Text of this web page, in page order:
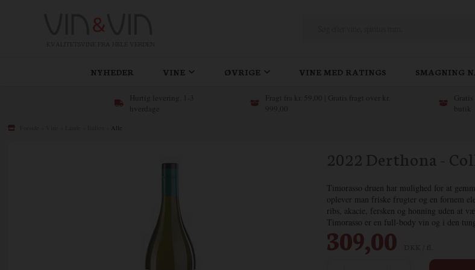
KVALITETSVINE FRA HELE VERDEN
NYHEDER VINE ØVRIGE VINE MED RATINGS SMAGNING
Hurtig levering, 1-3
hverdage
Fragt fra kr. 59,00 | Gratis fragt over kr.
999,00
butik
Alle
2022 Derthona -
Timorasso druen har mulighed for at
oplever man friske frugter og en fornem
ribs, akacie, fersken og honning uden at
Timorasso er en full-body vin og i den
309,00